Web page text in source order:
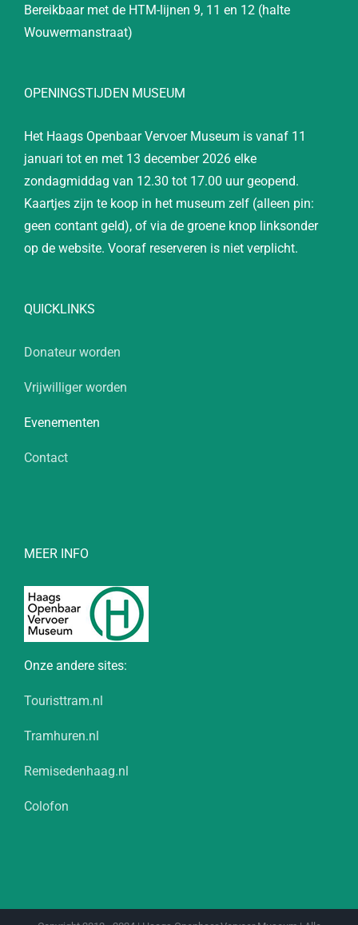
Bereikbaar met de HTM-lijnen 9, 11 en 12 (halte
Wouwermanstraat)
OPENINGSTIJDEN MUSEUM
Het Haags Openbaar Vervoer Museum is vanaf 11
januari tot en met 13 december 2026 elke
zondagmiddag van 12.30 tot 17.00 uur geopend.
Kaartjes zijn te koop in het museum zelf (alleen pin:
geen contant geld), of via de groene knop linksonder
op de website. Vooraf reserveren is niet verplicht.
QUICKLINKS
Donateur worden
Vrijwilliger worden
Evenementen
Contact
MEER INFO
Onze andere sites:
Touristtram.nl
Tramhuren.nl
Remisedenhaag.nl
Colofon